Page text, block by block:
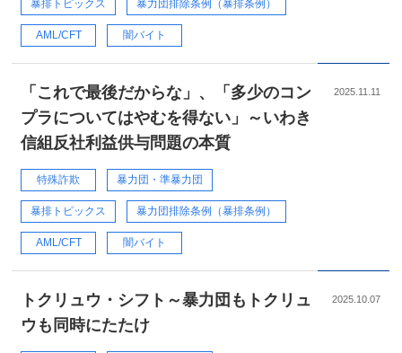
暴排トピックス 暴力団排除条例（暴排条例）
AML/CFT 闇バイト
「これで最後だからな」、「多少のコン
プラについてはやむを得ない」～いわき
信組反社利益供与問題の本質
特殊詐欺 暴力団・準暴力団
暴排トピックス 暴力団排除条例（暴排条例）
AML/CFT 闇バイト
2025.11.11
トクリュウ・シフト～暴力団もトクリュ
ウも同時にたたけ
2025.10.07